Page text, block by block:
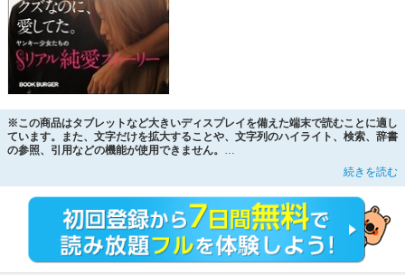
※この商品はタブレットなど大きいディスプレイを備えた端末で読むことに適し
ています。また、文字だけを拡大することや、文字列のハイライト、検索、辞書
の参照、引用などの機能が使用できません。
泣いて、泣いて、泣き疲れて、最後にはどうしていいかもワケわかんなくなっ
うにひろがっていた。
現代ヤンキー少女たちのリアルがここに！
現役モデルの実話をもとに綴られた号泣ラブストーリー。
電子限定で１ストーリーずつ分冊配信。
続きを読む